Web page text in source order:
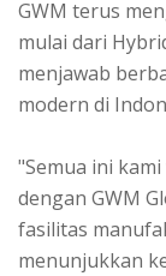
GWM terus
mulai dari
menjawab
modern di
"Semua ini
dengan GWM
fasilitas
menunjukkan